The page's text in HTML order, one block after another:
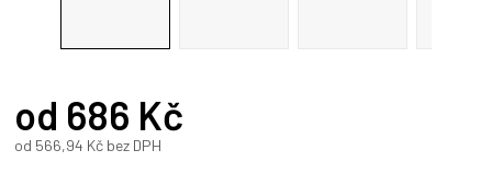
od 686 Kč
od 566,94 Kč bez DPH